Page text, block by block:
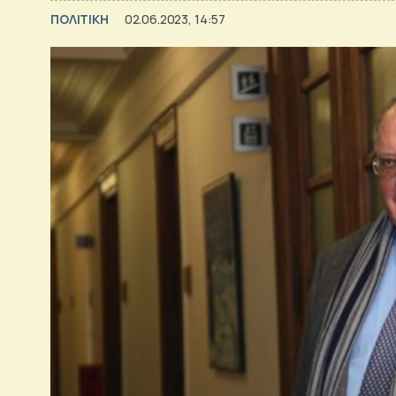
ΠΟΛΙΤΙΚΗ 02.06.2023, 14:57